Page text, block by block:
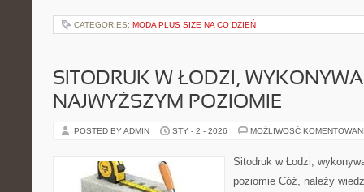
CATEGORIES: MODA PLUS SIZE NA CO DZIEŃ
SITODRUK W ŁODZI,
NAJWYŻSZYM POZIOMIE
POSTED BY ADMIN STY - 2 - 2026 MOŻLIWOŚĆ
Sitodruk w Łodzi,
poziomie Cóż, należy